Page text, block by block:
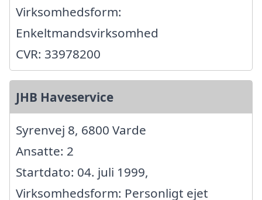
Virksomhedsform:
Enkeltmandsvirksomhed
CVR: 33978200
JHB Haveservice
Syrenvej 8, 6800 Varde
Ansatte: 2
Startdato: 04. juli 1999,
Virksomhedsform: Personligt ejet